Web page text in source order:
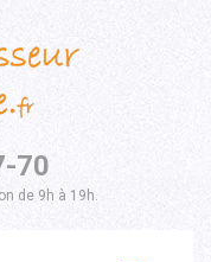
70
de 9h à 19h.